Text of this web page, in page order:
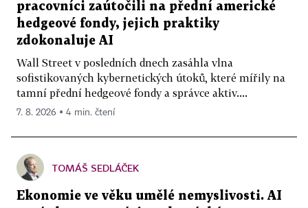
pracovníci zaútočili na přední americké
hedgeové fondy, jejich praktiky
zdokonaluje AI
Wall Street v posledních dnech zasáhla vlna
sofistikovaných kybernetických útoků, které mířily na
tamní přední hedgeové fondy a správce aktiv....
7. 8. 2026 ▪ 4 min. čtení
TOMÁŠ SEDLÁČEK
Ekonomie ve věku umělé nemyslivosti. AI